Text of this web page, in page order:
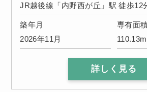
JR越後線「内野西が丘」駅 徒歩12
築年月
2026年11月
専有面
詳しく見る